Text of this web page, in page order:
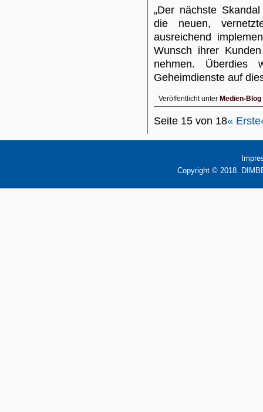
„Der nächste
die neuen,
ausreichend
Wunsch ihrer
nehmen. Überdies
Geheimdienste auf
Veröffentlicht unter Medien-Blog
Seite 15 von 18« Erste
Copyright © 2018.